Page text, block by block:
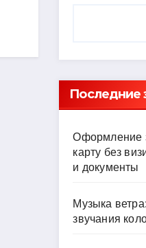
Последние
Оформление
карту без
и документы
Музыка
звучания